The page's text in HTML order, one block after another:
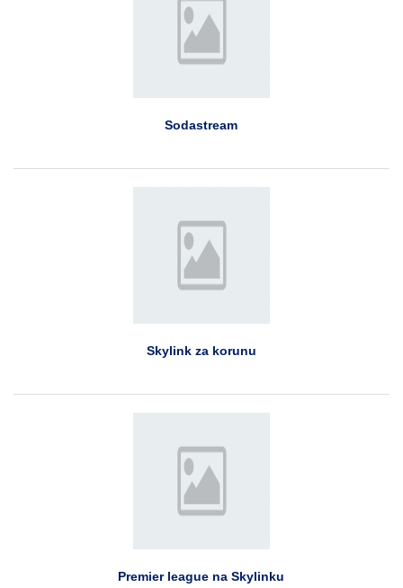
Sodastream
Skylink za korunu
Premier league na Skylinku